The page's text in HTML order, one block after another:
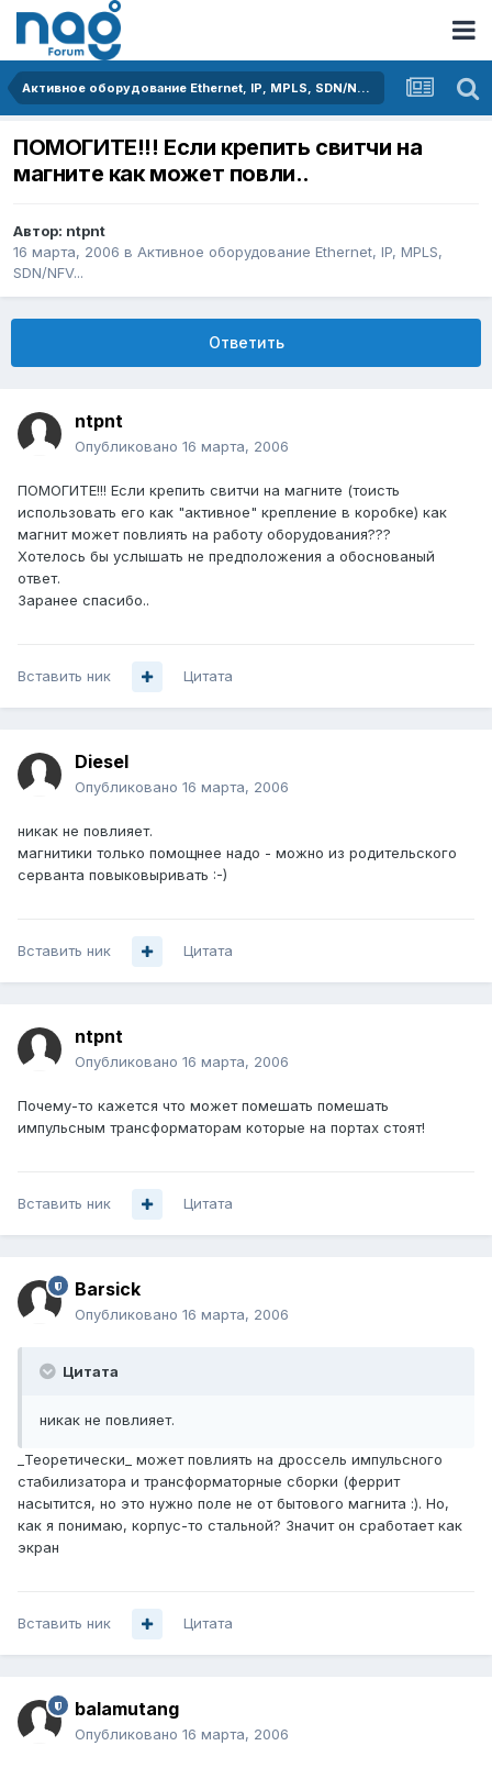
Активное оборудование Ethernet, IP, MPLS, SDN/NFV...
ПОМОГИТЕ!!! Если крепить свитчи на
магните как может повли..
Автор: ntpnt
16 марта, 2006 в Активное оборудование Ethernet, IP, MPLS,
SDN/NFV...
Ответить
ntpnt
Опубликовано 16 марта, 2006
ПОМОГИТЕ!!! Если крепить свитчи на магните (тоисть
использовать его как "активное" крепление в коробке) как
магнит может повлиять на работу оборудования???
Хотелось бы услышать не предположения а обоснованый
ответ.
Заранее спасибо..
Вставить ник Цитата
Diesel
Опубликовано 16 марта, 2006
никак не повлияет.
магнитики только помощнее надо - можно из родительского
серванта повыковыривать :-)
Вставить ник Цитата
ntpnt
Опубликовано 16 марта, 2006
Почему-то кажется что может помешать помешать
импульсным трансформаторам которые на портах стоят!
Вставить ник Цитата
Barsick
Опубликовано 16 марта, 2006
Цитата
никак не повлияет.
_Теоретически_ может повлиять на дроссель импульсного
стабилизатора и трансформаторные сборки (феррит
насытится, но это нужно поле не от бытового магнита :). Но,
как я понимаю, корпус-то стальной? Значит он сработает как
экран
Вставить ник Цитата
balamutang
Опубликовано 16 марта, 2006